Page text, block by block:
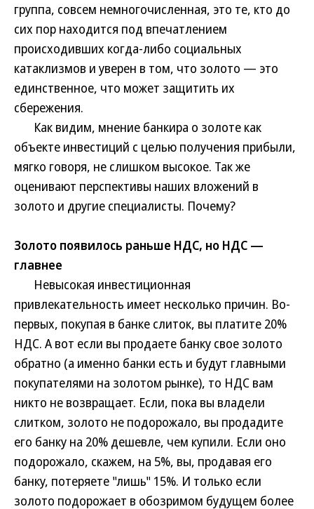
группа, совсем немногочисленная, это те, кто до
сих пор находится под впечатлением
происходивших когда-либо социальных
катаклизмов и уверен в том, что золото — это
единственное, что может защитить их
сбережения.
Как видим, мнение банкира о золоте как
объекте инвестиций с целью получения прибыли,
мягко говоря, не слишком высокое. Так же
оценивают перспективы наших вложений в
золото и другие специалисты. Почему?
Золото появилось раньше НДС, но НДС —
главнее
Невысокая инвестиционная
привлекательность имеет несколько причин. Во-
первых, покупая в банке слиток, вы платите 20%
НДС. А вот если вы продаете банку свое золото
обратно (а именно банки есть и будут главными
покупателями на золотом рынке), то НДС вам
никто не возвращает. Если, пока вы владели
слитком, золото не подорожало, вы продадите
его банку на 20% дешевле, чем купили. Если оно
подорожало, скажем, на 5%, вы, продавая его
банку, потеряете "лишь" 15%. И только если
золото подорожает в обозримом будущем более